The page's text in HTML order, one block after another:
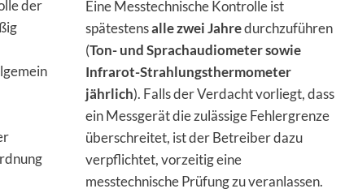
der
Eine Messtechnische Kontrolle ist
spätestensalle zwei Jahredurchzuführen
(Ton- und Sprachaudiometer sowie
Infrarot-Strahlungsthermometer
jährlich). Falls der Verdacht vorliegt, dass
ein Messgerät die zulässige Fehlergrenze
überschreitet, ist der Betreiber dazu
verpflichtet, vorzeitig eine
messtechnische Prüfung zu veranlassen.